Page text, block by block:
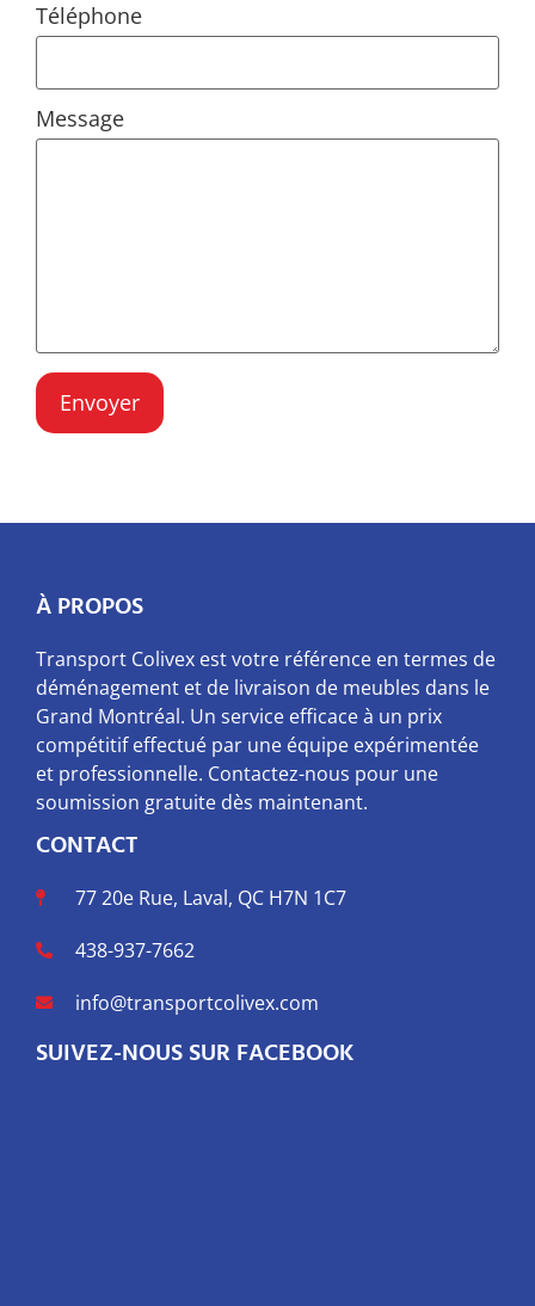
Téléphone
Message
À PROPOS
Transport Colivex est votre référence en termes de
déménagement et de livraison de meubles dans le
Grand Montréal. Un service efficace à un prix
compétitif effectué par une équipe expérimentée
et professionnelle. Contactez-nous pour une
soumission gratuite dès maintenant.
CONTACT
77 20e Rue, Laval, QC H7N 1C7
438-937-7662
info@transportcolivex.com
SUIVEZ-NOUS SUR FACEBOOK